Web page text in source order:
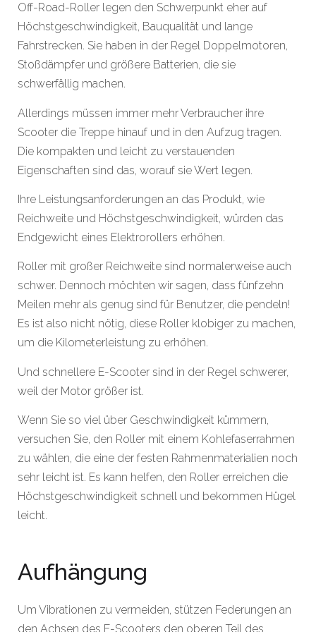
Off-Road-Roller legen den Schwerpunkt eher auf
Höchstgeschwindigkeit, Bauqualität und lange
Fahrstrecken. Sie haben in der Regel Doppelmotoren,
Stoßdämpfer und größere Batterien, die sie
schwerfällig machen.
Allerdings müssen immer mehr Verbraucher ihre
Scooter die Treppe hinauf und in den Aufzug tragen.
Die kompakten und leicht zu verstauenden
Eigenschaften sind das, worauf sie Wert legen.
Ihre Leistungsanforderungen an das Produkt, wie
Reichweite und Höchstgeschwindigkeit, würden das
Endgewicht eines Elektrorollers erhöhen.
Roller mit großer Reichweite sind normalerweise auch
schwer. Dennoch möchten wir sagen, dass fünfzehn
Meilen mehr als genug sind für Benutzer, die pendeln!
Es ist also nicht nötig, diese Roller klobiger zu machen,
um die Kilometerleistung zu erhöhen.
Und schnellere E-Scooter sind in der Regel schwerer,
weil der Motor größer ist.
Wenn Sie so viel über Geschwindigkeit kümmern,
versuchen Sie, den Roller mit einem Kohlefaserrahmen
zu wählen, die eine der festen Rahmenmaterialien noch
sehr leicht ist. Es kann helfen, den Roller erreichen die
Höchstgeschwindigkeit schnell und bekommen Hügel
leicht.
Aufhängung
Um Vibrationen zu vermeiden, stützen Federungen an
den Achsen des E-Scooters den oberen Teil des